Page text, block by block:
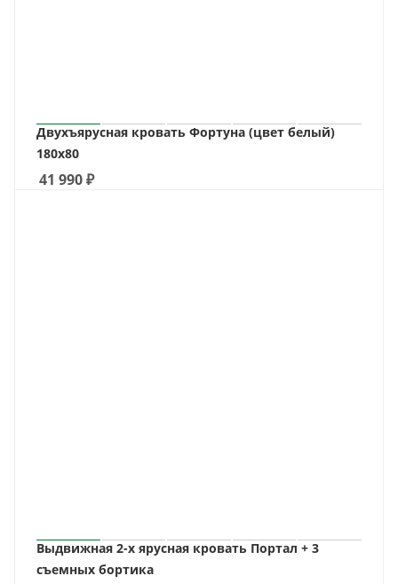
Двухъярусная кровать Фортуна (цвет белый)
180х80
41 990₽
Выдвижная 2-х ярусная кровать Портал + 3
съемных бортика